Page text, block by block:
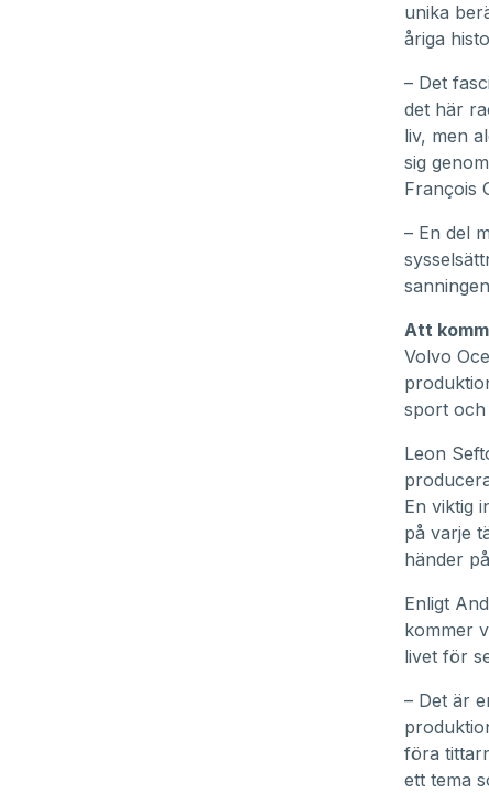
unika
åriga
– Det
det här
liv, men
sig
François
– En del
Att
Volvo
sport och
Leon
En viktig
på varje
händer
Enligt
kommer
livet för
– Det är
föra
ett tema